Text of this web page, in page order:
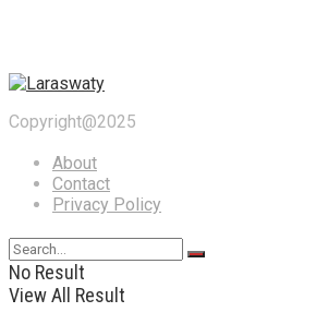
Copyright@2025
About
Contact
Privacy Policy
No Result
View All Result